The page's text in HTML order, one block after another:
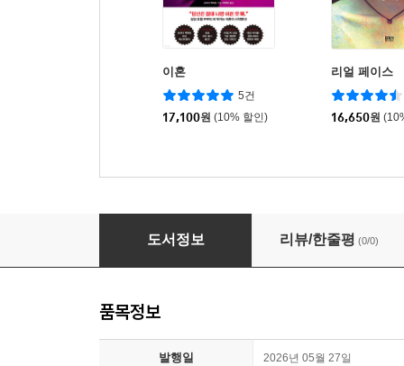
이혼
5건
17,100원 (10% 할인)
리얼 페이스
16,650원
라스트 와이프
도서정보 리뷰/한줄평 (0/0)
품목정보
발행일 2026년 05월 27일